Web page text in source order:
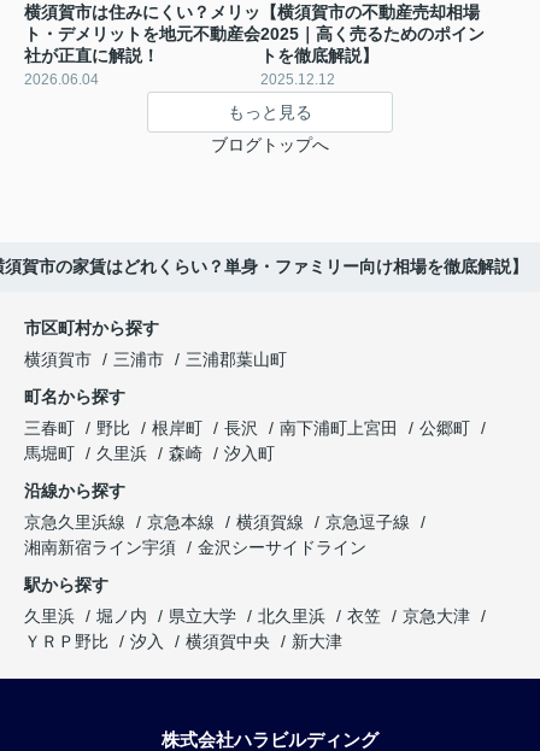
横須賀市は住みにくい？メリッ
ト・デメリットを地元不動産会
社が正直に解説！
2026.06.04
【横須賀市の不動産売却相場
2025｜高く売るためのポイン
トを徹底解説】
2025.12.12
もっと見る
ブログトップへ
須賀市の家賃はどれくらい？単身・ファミリー向け相場を徹底解説】
市区町村から探す
横須賀市
三浦市
三浦郡葉山町
町名から探す
三春町
野比 根岸町 長沢 南下浦町上宮田
公郷町
馬堀町
久里浜 森崎
汐入町
沿線から探す
京急久里浜線
京急本線 横須賀線
京急逗子線
湘南新宿ライン宇須
金沢シーサイドライン
駅から探す
久里浜
堀ノ内 県立大学 北久里浜 衣笠
京急大津
ＹＲＰ野比
汐入 横須賀中央 新大津
株式会社ハラビルディング